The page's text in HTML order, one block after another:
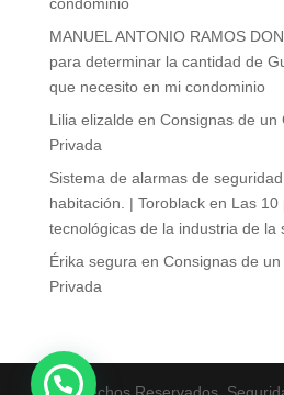
MANUEL ANTONIO RAMOS
para determinar la cantidad de
que necesito en mi condominio
Lilia elizalde en Consignas de un
Privada
Sistema de alarmas de
habitación. | Toroblacken Las 10
tecnológicas de la industria de la
Érika segura en Consignas de
Privada
Derechos Reservados.